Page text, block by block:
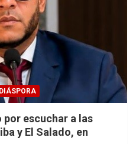
escuchar a las
y El Salado, en